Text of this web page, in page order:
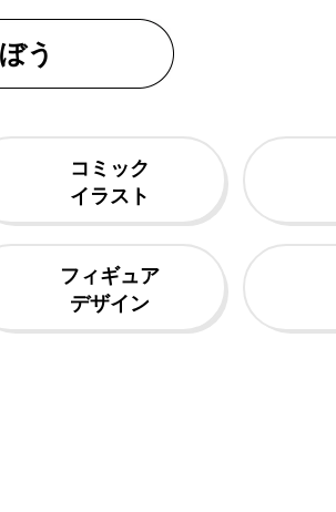
う
コミック
イラスト
フィギュア
デザイン